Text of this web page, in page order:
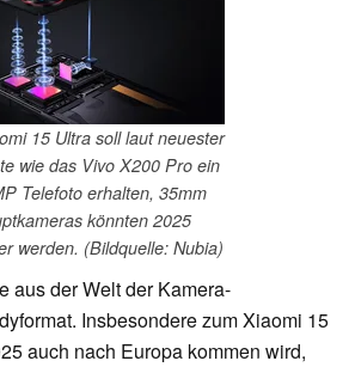
15 Ultra soll laut neuester
wie das Vivo X200 Pro ein
Telefoto erhalten, 35mm
könnten 2025
werden. (Bildquelle: Nubia)
aus der Welt der Kamera-
Insbesondere zum Xiaomi 15
auch nach Europa kommen wird,